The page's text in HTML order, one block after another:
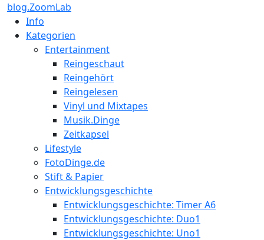
blog.ZoomLab
Info
Kategorien
Entertainment
Reingeschaut
Reingehört
Reingelesen
Vinyl und Mixtapes
Musik.Dinge
Zeitkapsel
Lifestyle
FotoDinge.de
Stift & Papier
Entwicklungsgeschichte
Entwicklungsgeschichte: Timer A6
Entwicklungsgeschichte: Duo1
Entwicklungsgeschichte: Uno1